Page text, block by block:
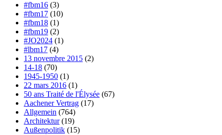
#fbm16 (3)
#fbm17 (10)
#fbm18 (1)
#fbm19 (2)
#JO2024 (1)
#lbm17 (4)
13 novembre 2015 (2)
14-18 (70)
1945-1950 (1)
22 mars 2016 (1)
50 ans Traité de l'Élysée (67)
Aachener Vertrag (17)
Allgemein (764)
Architektur(19)
Außenpolitik (15)